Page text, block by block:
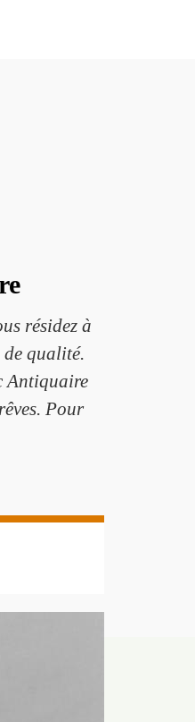
résidez à
qualité.
Antiquaire
Pour